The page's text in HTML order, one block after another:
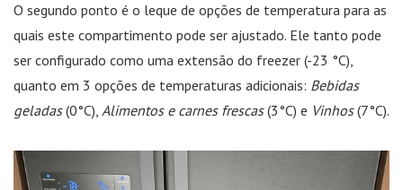
O segundo ponto é o leque de opções de temperatura para as
quais este compartimento pode ser ajustado. Ele tanto pode
ser configurado como uma extensão do freezer (-23 °C),
quanto em 3 opções de temperaturas adicionais: Bebidas
geladas(0°C), Alimentos e carnes frescas(3°C) e Vinhos(7°C).